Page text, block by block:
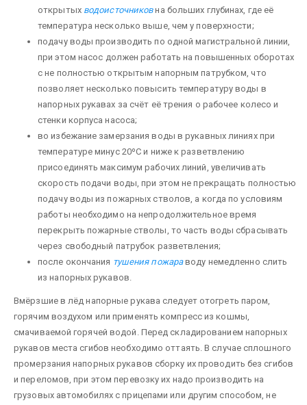
открытых водоисточниковна больших глубинах, где её
температура несколько выше, чем у поверхности;
подачу воды производить по одной магистральной линии,
при этом насос должен работать на повышенных оборотах
с не полностью открытым напорным патрубком, что
позволяет несколько повысить температуру воды в
напорных рукавах за счёт её трения о рабочее колесо и
стенки корпуса насоса;
во избежание замерзания воды в рукавных линиях при
температуре минус 20ºС и ниже к разветвлению
присоединять максимум рабочих линий, увеличивать
скорость подачи воды, при этом не прекращать полностью
подачу воды из пожарных стволов, а когда по условиям
работы необходимо на непродолжительное время
перекрыть пожарные ство­лы, то часть воды сбрасывать
через свободный патрубок разветвления;
после окончания туше­ния пожараводу немедленно слить
из напорных рукавов.
Вмёрзшие в лёд напорные рукава следует отогреть паром,
горячим воздухом или применять компресс из кошмы,
смачиваемой горячей водой. Перед складированием напорных
рукавов места сгибов необходимо оттаять. В случае сплошного
промерзания напорных рукавов сборку их проводить без сгибов
и переломов, при этом перевозку их надо производить на
грузовых автомобилях с прицепами или другим способом, не